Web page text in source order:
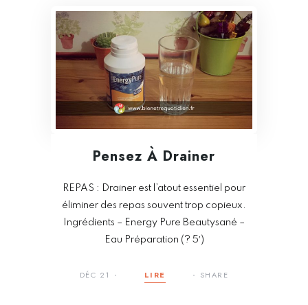
Pensez À Drainer
REPAS : Drainer est l’atout essentiel pour
éliminer des repas souvent trop copieux.
Ingrédients – Energy Pure Beautysané –
Eau Préparation (? 5′)
DÉC 21 LIRE SHARE